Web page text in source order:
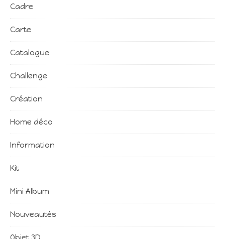
Cadre
Carte
Catalogue
Challenge
Création
Home déco
Information
Kit
Mini Album
Nouveautés